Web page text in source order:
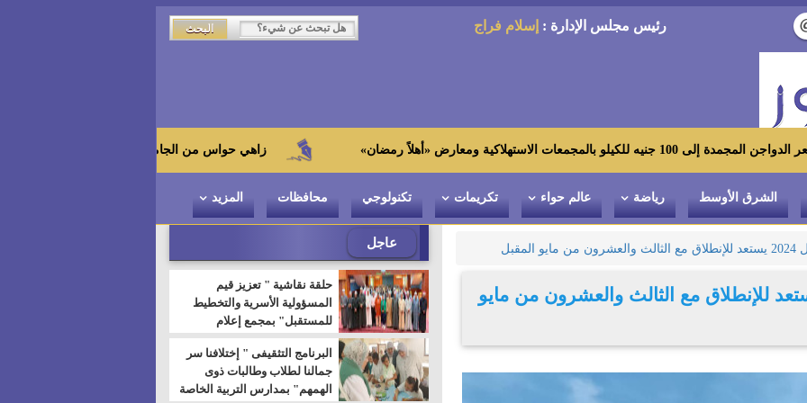
رئيس مجلس الإدارة : إسلام فراج
زاهي حواس من الجامعة اليابانية : "توت عنخ آمون" هو بطل المتحف «أهلاً رمضان»
الشرق الأوسط رياضة عالم حواء تكريمات تكنولوجي محافظات المزيد
إسطنبول 2024 يستعد للإنطلاق مع الثالث والعشرون من مايو
عاجل
حلقة نقاشية " تعزيز قيم
المسؤولية الأسرية والتخطيط
للمستقبل" بمجمع إعلام
السويس
البرنامج التثقيفى " إختلافنا سر
جمالنا لطلاب وطالبات ذوى
الهمهم" بمدارس التربية الخاصة